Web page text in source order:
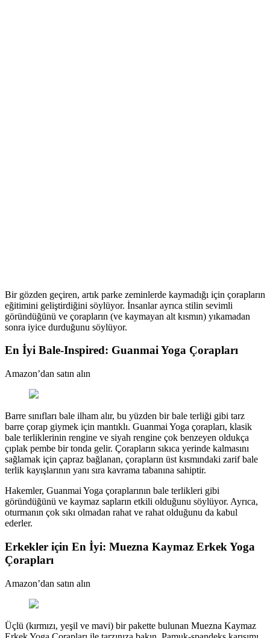
Bir gözden geçiren, artık parke zeminlerde kaymadığı için çorapların
eğitimini geliştirdiğini söylüyor. İnsanlar ayrıca stilin sevimli
göründüğünü ve çorapların (ve kaymayan alt kısmın) yıkamadan
sonra iyice durduğunu söylüyor.
En İyi Bale-Inspired: Guanmai Yoga Çorapları
Amazon’dan satın alın
Barre sınıfları bale ilham alır, bu yüzden bir bale terliği gibi tarz
barre çorap giymek için mantıklı. Guanmai Yoga çorapları, klasik
bale terliklerinin rengine ve siyah rengine çok benzeyen oldukça
çıplak pembe bir tonda gelir. Çorapların sıkıca yerinde kalmasını
sağlamak için çapraz bağlanan, çorapların üst kısmındaki zarif bale
terlik kayışlarının yanı sıra kavrama tabanına sahiptir.
Hakemler, Guanmai Yoga çoraplarının bale terlikleri gibi
göründüğünü ve kaymaz sapların etkili olduğunu söylüyor. Ayrıca,
oturmanın çok sıkı olmadan rahat ve rahat olduğunu da kabul
ederler.
Erkekler için En İyi: Muezna Kaymaz Erkek Yoga
Çorapları
Amazon’dan satın alın
Üçlü (kırmızı, yeşil ve mavi) bir pakette bulunan Muezna Kaymaz